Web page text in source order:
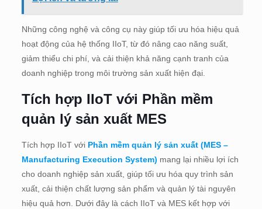
Những công nghệ và công cụ này giúp tối ưu hóa hiệu quả
hoạt động của hệ thống IIoT, từ đó nâng cao năng suất,
giảm thiểu chi phí, và cải thiện khả năng cạnh tranh của
doanh nghiệp trong môi trường sản xuất hiện đại.
Tích hợp IIoT với Phần mềm
quản lý sản xuất MES
Tích hợp IIoT với Phần mềm quản lý sản xuất (MES –
Manufacturing Execution System) mang lại nhiều lợi ích
cho doanh nghiệp sản xuất, giúp tối ưu hóa quy trình sản
xuất, cải thiện chất lượng sản phẩm và quản lý tài nguyên
hiệu quả hơn. Dưới đây là cách IIoT và MES kết hợp với